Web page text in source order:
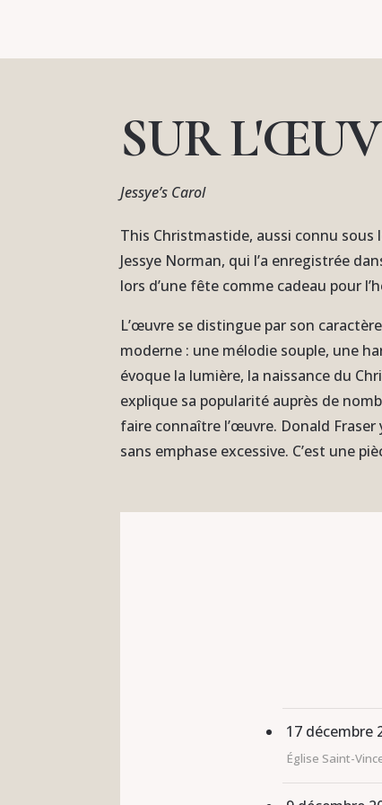
SUR
Jessye’s Carol
This Christmastide, aussi connu sous
Jessye Norman, qui l’a enregistrée
lors d’une fête comme cadeau pour
L’œuvre se distingue par son
moderne : une mélodie souple, une
évoque la lumière, la naissance du
explique sa popularité auprès de
faire connaître l’œuvre. Donald
sans emphase excessive. C’est une
17 décembre
Église Saint-